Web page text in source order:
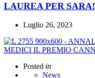
LAUREA PER SARA!
Luglio 26, 2023
Posted in
News